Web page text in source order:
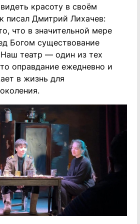
красоту в своём
писал Дмитрий Лихачев:
что в значительной мере
Богом существование
театр — один из тех
оправдание ежедневно и
в жизнь для